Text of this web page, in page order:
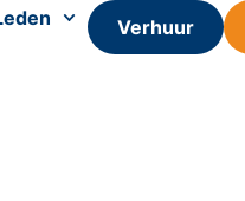
Verhuur